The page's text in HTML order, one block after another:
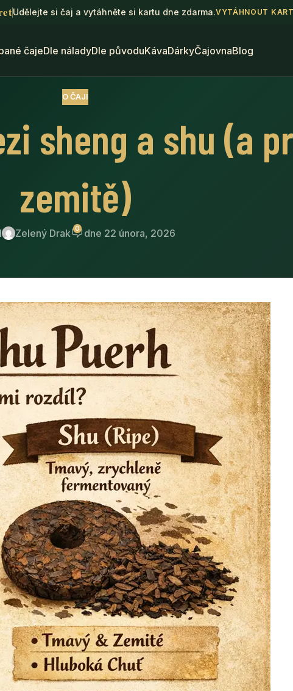
Udělejte si čaj a vytáhněte si kartu dne zdarma.VYTÁHNOUT
čajeDle náladyDle původuKávaDárkyČajovnaBlog
O ČAJI
sheng a shu (a
zemitě)
Zelený Drak 0 dne 22 února, 2026